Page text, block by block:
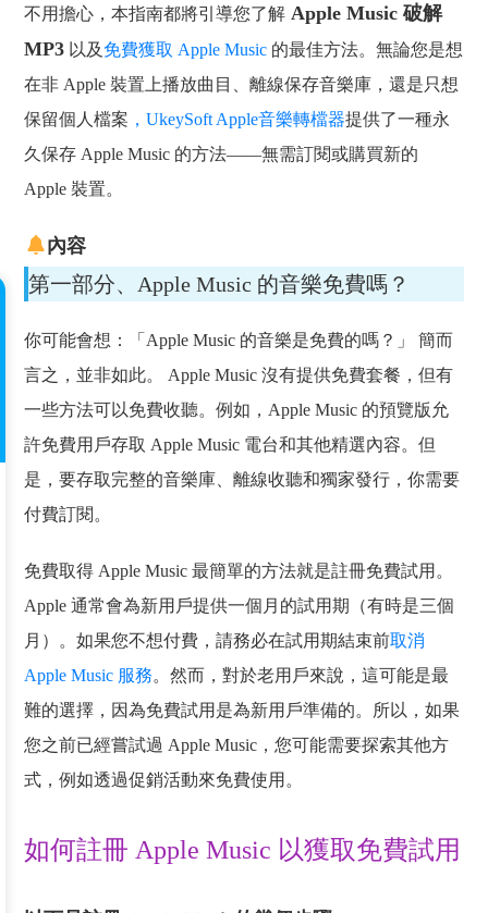
不用擔心，本指南都將引導您了解 Apple Music 破解
MP3 以及 免費獲取 Apple Music 的最佳方法。無論您是想
在非 Apple 裝置上播放曲目、離線保存音樂庫，還是只想
保留個人檔案 ，UkeySoft Apple音樂轉檔器提供了一種永
久保存 Apple Music 的方法——無需訂閱或購買新的
Apple 裝置。
內容
第一部分、Apple Music 的音樂免費嗎？
你可能會想：「Apple Music 的音樂是免費的嗎？」 簡而
言之，並非如此。 Apple Music 沒有提供免費套餐，但有
一些方法可以免費收聽。例如，Apple Music 的預覽版允
許免費用戶存取 Apple Music 電台和其他精選內容。但
是，要存取完整的音樂庫、離線收聽和獨家發行，你需要
付費訂閱。
免費取得 Apple Music 最簡單的方法就是註冊免費試用。
Apple 通常會為新用戶提供一個月的試用期（有時是三個
月）。如果您不想付費，請務必在試用期結束前取消
Apple Music 服務。然而，對於老用戶來說，這可能是最
難的選擇，因為免費試用是為新用戶準備的。所以，如果
您之前已經嘗試過 Apple Music，您可能需要探索其他方
式，例如透過促銷活動來免費使用。
如何註冊 Apple Music 以獲取免費試用